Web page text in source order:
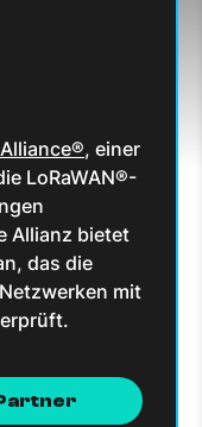
, einer
LoRaWAN®-
Allianz bietet
das die
mit